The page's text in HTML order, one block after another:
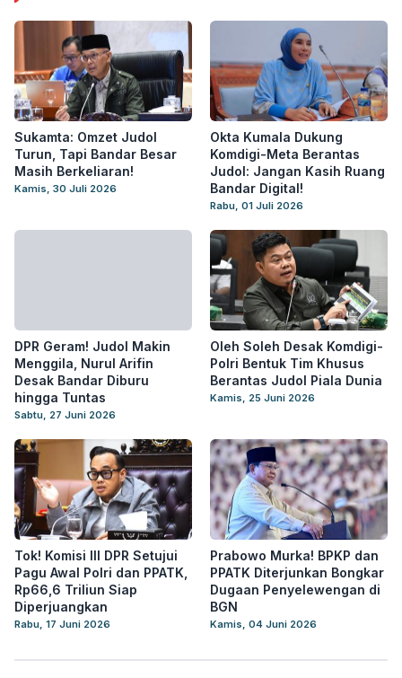
Sukamta: Omzet Judol
Turun, Tapi Bandar Besar
Masih Berkeliaran!
Kamis, 30 Juli 2026
Okta Kumala Dukung
Komdigi-Meta Berantas
Judol: Jangan Kasih Ruang
Bandar Digital!
Rabu, 01 Juli 2026
DPR Geram! Judol Makin
Menggila, Nurul Arifin
Desak Bandar Diburu
hingga Tuntas
Sabtu, 27 Juni 2026
Oleh Soleh Desak Komdigi-
Polri Bentuk Tim Khusus
Berantas Judol Piala Dunia
Kamis, 25 Juni 2026
Tok! Komisi III DPR Setujui
Pagu Awal Polri dan PPATK,
Rp66,6 Triliun Siap
Diperjuangkan
Rabu, 17 Juni 2026
Prabowo Murka! BPKP dan
PPATK Diterjunkan Bongkar
Dugaan Penyelewengan di
BGN
Kamis, 04 Juni 2026